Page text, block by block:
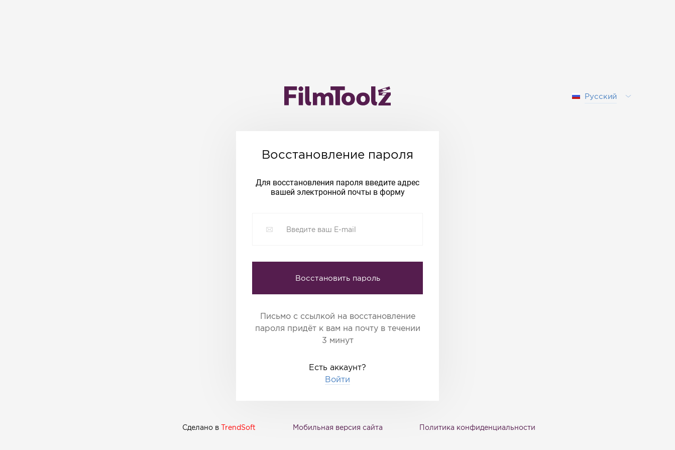
Русский
Восстановление пароля
Для восстановления пароля введите адрес
вашей электронной почты в форму
Восстановить пароль
Письмо с ссылкой на восстановление
пароля придёт к вам на почту в течении
3 минут
Есть аккаунт?
Войти
Сделано в TrendSoft Мобильная версия сайта Политика конфиденциальности